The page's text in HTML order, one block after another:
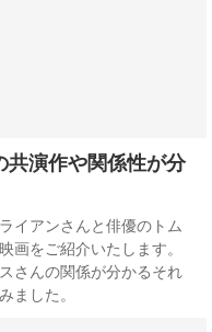
共演作や関係性が分
イアンさんと俳優のトム
画をご紹介いたします。
さんの関係が分かるそれ
ました。